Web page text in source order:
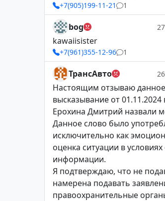
+7(905)199-11-21 1
bog
kawaiisister
+7(961)355-12-96 1
ТрансАвто
Настоящим отзываю данное
высказывание от
Ерохина Дмитрий назвали
Данное слово было
исключительно как
оценка ситуации в условиях
информации.
Я подтверждаю, что не
намерена подавать
правоохранительные